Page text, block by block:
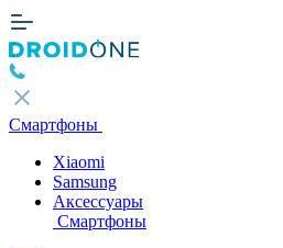
Смартфоны
Xiaomi
Samsung
Аксессуары
Смартфоны